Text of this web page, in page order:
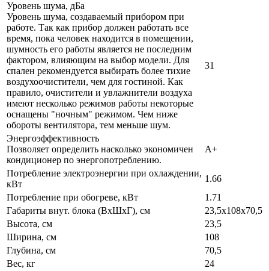
Уровень шума, дБа
Уровень шума, создаваемый прибором при
работе. Так как прибор должен работать все
время, пока человек находится в помещении,
шумность его работы является не последним
фактором, влияющим на выбор модели. Для
спален рекомендуется выбирать более тихие
воздухоочистители, чем для гостиной. Как
правило, очистители и увлажнители воздуха
имеют несколько режимов работы некоторые
оснащены "ночным" режимом. Чем ниже
обороты вентилятора, тем меньше шум.
31
Энергоэффективность
Позволяет определить насколько экономичен
кондиционер по энергопотреблению.
A+
Потребление электроэнергии при охлаждении,
кВт
1.66
Потребление при обогреве, кВт
1.71
Габариты внут. блока (ВхШхГ), см
23,5х108х70,5
Высота, см
23,5
Ширина, см
108
Глубина, см
70,5
Вес, кг
24